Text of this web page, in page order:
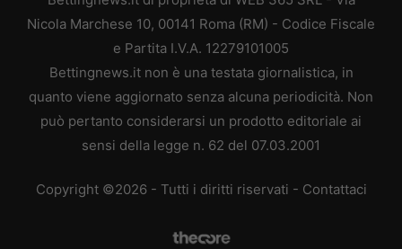
Nicola Marchese 10, 00141 Roma (RM) - Codice Fiscale
e Partita I.V.A. 12279101005
Bettingnews.it non è una testata giornalistica, in
quanto viene aggiornato senza alcuna periodicità. Non
può pertanto considerarsi un prodotto editoriale ai
sensi della legge n. 62 del 07.03.2001
Copyright ©2026 - Tutti i diritti riservati - Contattaci